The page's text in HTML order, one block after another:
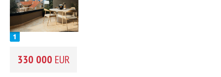
46
55
330 000 EUR